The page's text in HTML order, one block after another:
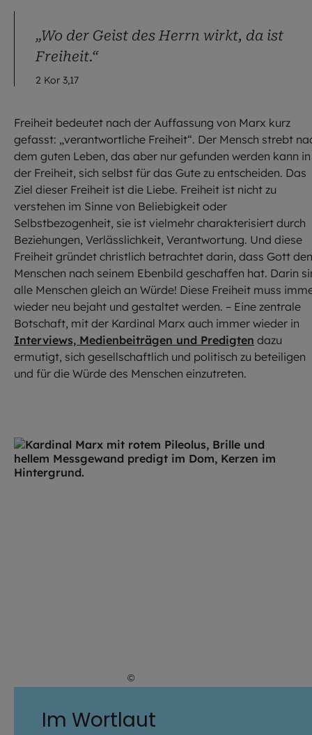
„Wo der Geist des Herrn wirkt, da ist
Freiheit.“
2 Kor 3,17
Freiheit bedeutet nach der Auffassung von Marx kurz
gefasst: „verantwortliche Freiheit“. Der Mensch strebt
dem guten Leben, das aber nur gefunden werden kann in
der Freiheit, sich selbst für das Gute zu entscheiden. Das
Ziel dieser Freiheit ist die Liebe. Freiheit ist nicht zu
verstehen im Sinne von Beliebigkeit oder
Selbstbezogenheit, sie ist vielmehr charakterisiert durch
Beziehungen, Verlässlichkeit, Verantwortung. Und diese
Freiheit gründet christlich betrachtet darin, dass Gott den
Menschen nach seinem Ebenbild geschaffen hat. Darin
alle Menschen gleich an Würde! Diese Freiheit muss
wieder neu bejaht und gestaltet werden. – Eine zentrale
Botschaft, mit der Kardinal Marx auch immer wieder in
Interviews, Medienbeiträgen und Predigten dazu
ermutigt, sich gesellschaftlich und politisch zu beteiligen
und für die Würde des Menschen einzutreten.
©
Im Wortlaut